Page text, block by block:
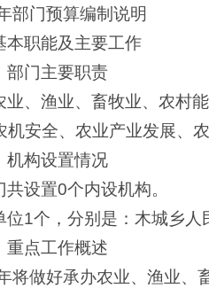
部门预算编制说明
本职能及主要工作
部门主要职责
业、渔业、畜牧业、农村
机安全、农业产业发展、
机构设置情况
共设置0个内设机构。
位1个，分别是：木城乡人
重点工作概述
将做好承办农业、渔业、